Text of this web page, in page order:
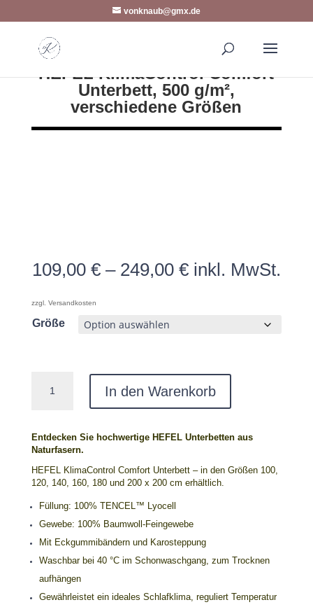
vonknaub@gmx.de
HEFEL KlimaControl Comfort
Unterbett, 500 g/m²,
verschiedene Größen
109,00 €– 249,00 € inkl. MwSt.
zzgl. Versandkosten
Größe
KlimaControl
g/m²,
verschiedene
Größen
Menge
In den Warenkorb
Entdecken Sie hochwertige HEFEL Unterbetten aus
Naturfasern.
HEFEL KlimaControl Comfort Unterbett – in den Größen 100,
120, 140, 160, 180 und 200 x 200 cm erhältlich.
Füllung: 100% TENCEL™ Lyocell
Gewebe: 100% Baumwoll-Feingewebe
Mit Eckgummibändern und Karosteppung
Waschbar bei 40 °C im Schonwaschgang, zum Trocknen
aufhängen
Gewährleistet ein ideales Schlafklima, reguliert Temperatur